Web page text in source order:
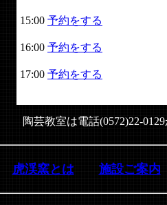
15:00 予約をする
16:00 予約をする
17:00 予約をする
陶芸教室は電話(0572)22-
虎渓窯とは 施設ご案内